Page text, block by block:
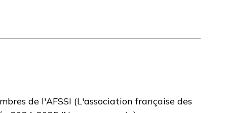
Grâce à notre équipe d'experts en
de développer même lorsqu'aucune donnée
savoir plus sur la façon dont nous
que nous proposons.
de l'AFSSI (L'association française des